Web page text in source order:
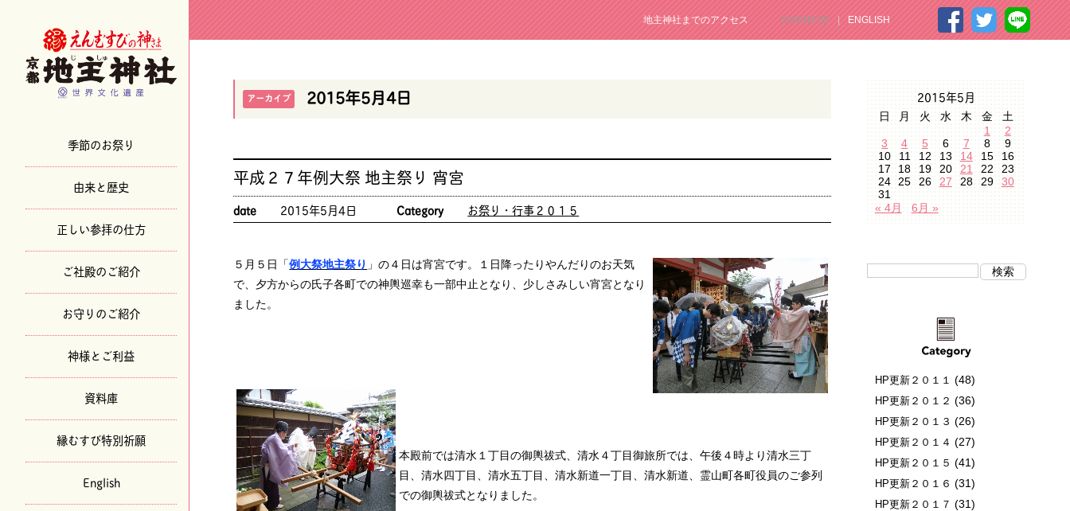
季節のお祭り
由来と歴史
正しい参拝の仕方
ご社殿のご紹介
お守りのご紹介
神様とご利益
資料庫
縁むすび特別祈願
English
地主神社までのアクセス JAPANESE ENGLISH
アーカイブ 2015年5月4日
平成２７年例大祭 地主祭り 宵宮
date 2015年5月4日 Category お祭り・行事２０１５
５月５日「例大祭地主祭り 」の４日は宵宮です。１日降ったりやんだりのお天気
で、夕方からの氏子各町での神輿巡幸も一部中止となり、少しさみしい宵宮となり
ました。
本殿前では清水１丁目の御輿祓式、清水４丁目御旅所では、午後４時より清水三丁
目、清水四丁目、清水五丁目、清水新道一丁目、清水新道、霊山町各町役員のご参列
での御輿祓式となりました。
2015年5月
日 月 火 水 木 金
土
1
2
3
4 5 6 7 8
9
10
11 12 13 14 15
16
17
18 19 20 21 22
23
24
25 26 27 28 29
30
31
« 4月
6月 »
HP更新２０１１ (48)
HP更新２０１２ (36)
HP更新２０１３ (26)
HP更新２０１４ (27)
HP更新２０１５ (41)
HP更新２０１６ (31)
HP更新２０１７ (31)